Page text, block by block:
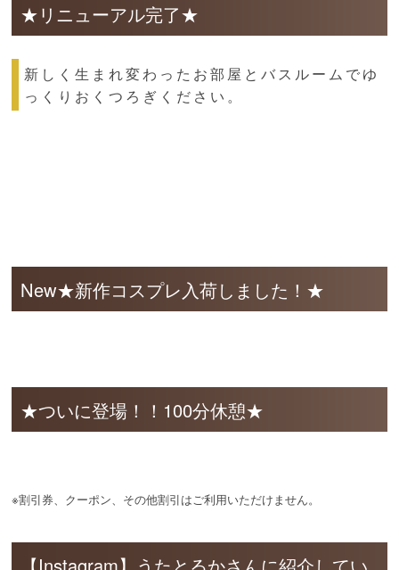
★リニューアル完了★
新しく生まれ変わったお部屋とバスルームでゆ
っくりおくつろぎください。
New★新作コスプレ入荷しました！★
★ついに登場！！100分休憩★
※割引券、クーポン、その他割引はご利用いただけません。